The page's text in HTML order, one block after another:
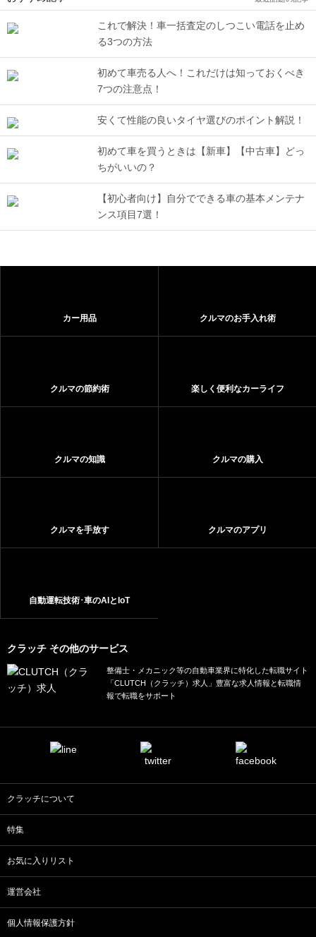
これで解決！車一括査定のしつこい電話を止め
る3つの方法
初めて車売る人へ！これだけは知っておくべき
7つの注意点！
安くて性能の良いタイヤ選びのポイント解説！
初めて車を買うときは【新車】【中古車】どっ
ちがいいの？
【初心者向け】自分でできる車の基本メンテナ
ンス項目7選！
カー用品 クルマのお手入れ術
クルマの節約術 楽しく便利なカーライフ
クルマの知識 クルマの購入
クルマを手放す クルマのアプリ
自動運転技術･車のAIとIoT
クラッチ その他のサービス
整備士・メカニック等の自動車業界に特化した転職サイト
「CLUTCH（クラッチ）求人」豊富な求人情報と転職情
報で転職をサポート
クラッチについて
特集
お気に入りリスト
運営会社
個人情報保護方針